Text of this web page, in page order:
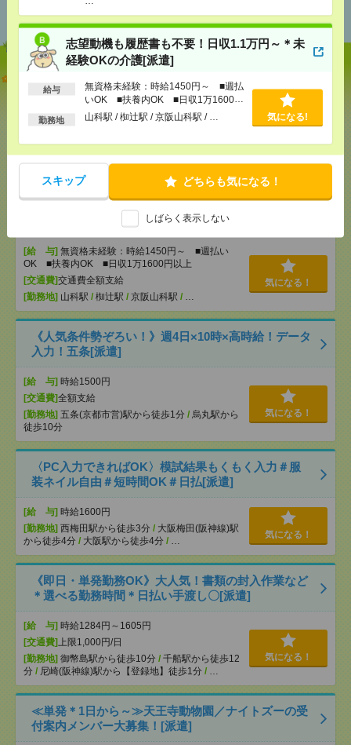
志望動機も履歴書も不要！日収1.1万円～＊未
経験OKの介護[派遣]
給与
無資格未経験：時給1450円～ ■週払
いOK ■扶養内OK ■日収1万1600円
以上
勤務地 山科駅 / 椥辻駅 / 京阪山科駅 / … 気になる!
スキップ どちらも気になる！
しばらく表示しない
【オープニング募集】おばあちゃんのお散歩付き添
いも仕事の1つ[派遣]
[給 与]無資格未経験：時給1450円～ ■週払い
京都市役所前駅/烏丸御池駅/円町駅/…
気になる！
[給 与] 無資格未経験：時給1450円～ ■週払い
OK ■扶養内OK ■日収1万1600円以上
[交通費]交通費全額支給
[勤務地] 山科駅 / 椥辻駅 / 京阪山科駅 / …
気になる！
《人気条件勢ぞろい！》週4日×10時×高時給！データ
入力！五条[派遣]
[給 与] 時給1500円
[交通費]全額支給
[勤務地] 五条(京都市営)駅から徒歩1分 / 烏丸駅から
徒歩10分
気になる！
〈PC入力できればOK〉模試結果もくもく入力＃服
装ネイル自由＃短時間OK＃日払[派遣]
[給 与] 時給1600円
[勤務地] 西梅田駅から徒歩3分 / 大阪梅田(阪神線)駅
から徒歩4分 / 大阪駅から徒歩4分 / …
気になる！
《即日・単発勤務OK》大人気！書類の封入作業など
＊選べる勤務時間＊日払い手渡し〇[派遣]
[給 与] 時給1284円～1605円
[交通費] 上限1,000円/日
[勤務地] 御幣島駅から徒歩10分 / 千船駅から徒歩12
分 / 尼崎(阪神線)駅から【登録地】徒歩1分 / …
気になる！
≪単発＊1日から～≫天王寺動物園／ナイトズーの受
付案内メンバー大募集！[派遣]